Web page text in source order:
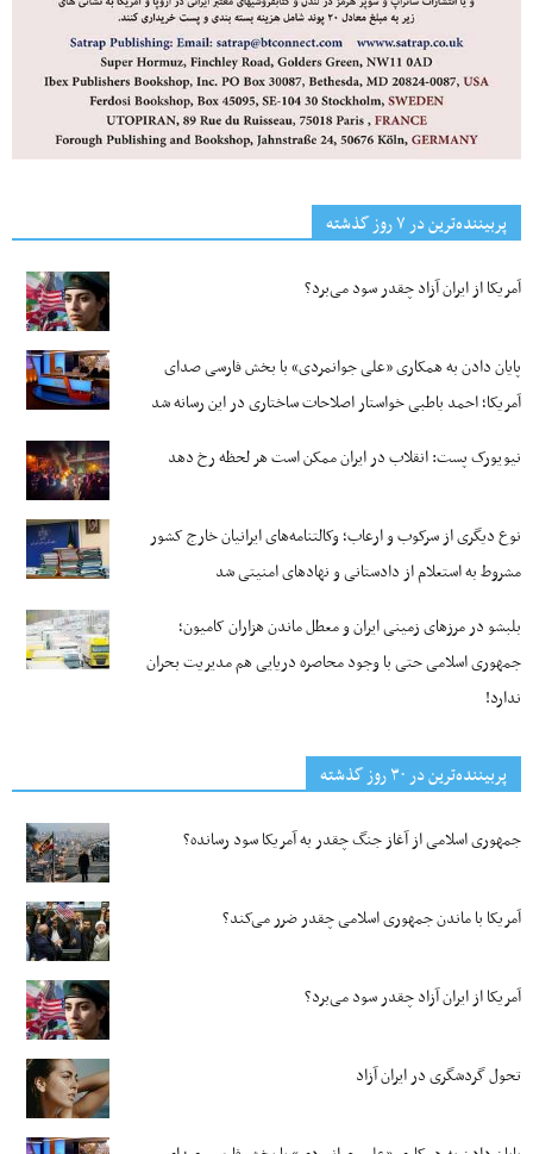
پربیننده‌ترین‌ در ۷ روز گذشته
آمریکا از ایران آزاد چقدر سود می‌برد؟
پایان دادن به همکاری «علی جوانمردی» با بخش فارسی صدای
آمریکا؛ احمد باطبی خواستار اصلاحات ساختاری در این رسانه شد
نیویورک پست: انقلاب در ایران ممکن است هر لحظه رخ دهد
نوع دیگری از سرکوب و ارعاب؛ وکالتنامه‌های ایرانیان خارج کشور
مشروط به استعلام از دادستانی و نهادهای امنیتی شد
بلبشو در مرزهای زمینی ایران و معطل ماندن هزاران کامیون؛
جمهوری اسلامی حتی با وجود محاصره دریایی هم مدیریت بحران
ندارد!
پربیننده‌ترین‌ در ۳۰ روز گذشته
جمهوری اسلامی از آغاز جنگ چقدر به آمریکا سود رسانده؟
آمریکا با ماندن جمهوری اسلامی چقدر ضرر می‌کند؟
آمریکا از ایران آزاد چقدر سود می‌برد؟
تحول گردشگری در ایران آزاد